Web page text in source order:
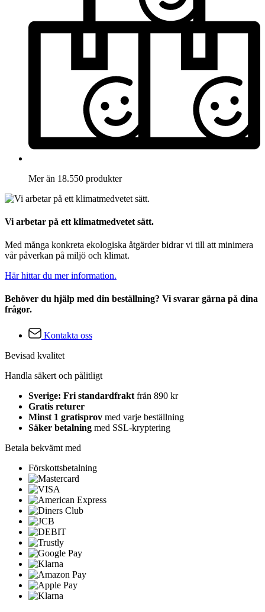
Mer än 18.550 produkter
Vi arbetar på ett klimatmedvetet sätt.
Med många konkreta ekologiska åtgärder bidrar vi till att minimera
vår påverkan på miljö och klimat.
Här hittar du mer information.
Behöver du hjälp med din beställning? Vi svarar gärna på dina
frågor.
Kontakta oss
Bevisad kvalitet
Handla säkert och pålitligt
Sverige: Fri standardfrakt från 890 kr
Gratis returer
Minst 1 gratisprov med varje beställning
Säker betalning med SSL-kryptering
Betala bekvämt med
Förskottsbetalning